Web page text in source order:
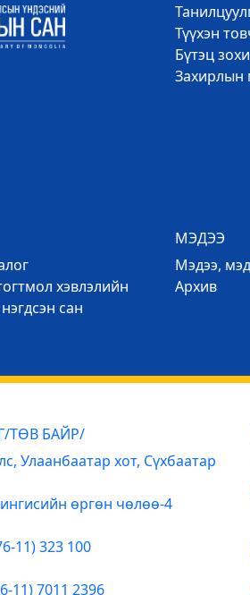
Түүхэн
Бүтэц
Захирлын
хэвлэлийн
сан
МЭДЭЭ
Mэдээ,
Архив
ТӨВ БАЙР/
Улаанбаатар хот, Сүхбаатар
өргөн чөлөө-4
11) 323 100
11) 7011 2396